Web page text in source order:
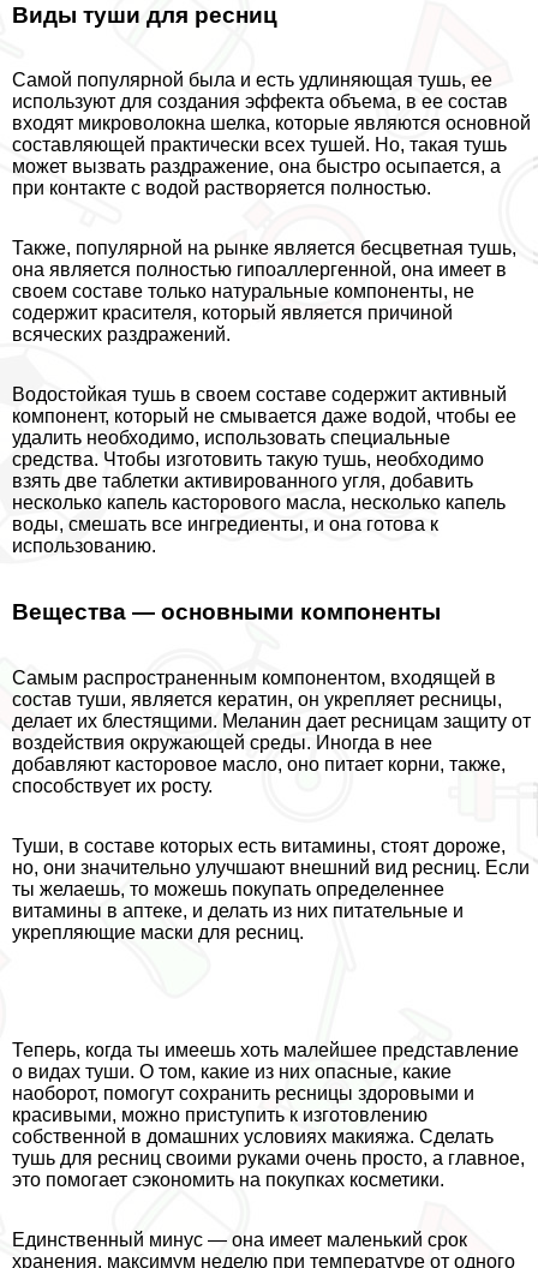
Виды туши для ресниц
Самой популярной была и есть удлиняющая тушь, ее
используют для создания эффекта объема, в ее состав
входят микроволокна шелка, которые являются основной
составляющей пpaктически всех тушей. Но, такая тушь
может вызвать раздражение, она быстро осыпается, а
при контакте с водой растворяется полностью.
Также, популярной на рынке является бесцветная тушь,
она является полностью гипоаллергенной, она имеет в
своем составе только натуральные компоненты, не
содержит красителя, который является причиной
всяческих раздражений.
Водостойкая тушь в своем составе содержит активный
компонент, который не смывается даже водой, чтобы ее
удалить необходимо, использовать специальные
средства. Чтобы изготовить такую тушь, необходимо
взять две таблетки активированного угля, добавить
несколько капель касторового масла, несколько капель
воды, смешать все ингредиенты, и она готова к
использованию.
Вещества — основными компоненты
Самым распространенным компонентом, входящей в
состав туши, является кератин, он укрепляет ресницы,
делает их блестящими. Меланин дает ресницам защиту от
воздействия окружающей среды. Иногда в нее
добавляют касторовое масло, оно питает корни, также,
способствует их росту.
Туши, в составе которых есть витамины, стоят дороже,
но, они значительно улучшают внешний вид ресниц. Если
ты желаешь, то можешь покупать определеннее
витамины в аптеке, и делать из них питательные и
укрепляющие маски для ресниц.
Теперь, когда ты имеешь хоть малейшее представление
о видах туши. О том, какие из них опасные, какие
наоборот, помогут сохранить ресницы здоровыми и
красивыми, можно приступить к изготовлению
собственной в домашних условиях макияжа. Сделать
тушь для ресниц своими руками очень просто, а главное,
это помогает сэкономить на покупках косметики.
Единственный минус — она имеет маленький срок
хранения, максимум неделю при температуре от одного